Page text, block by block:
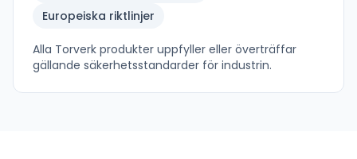
Europeiska riktlinjer
Alla Torverk produkter uppfyller eller överträffar
gällande säkerhetsstandarder för industrin.